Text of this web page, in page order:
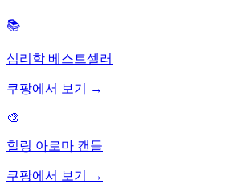
📚
심리학 베스트셀러
쿠팡에서 보기 →
🎨
힐링 아로마 캔들
쿠팡에서 보기 →